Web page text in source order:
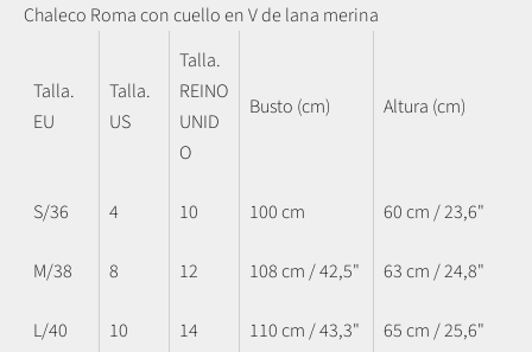
Chaleco Roma con cuello en V de lana merina
Talla.
EU
Talla.
US
Talla.
REINO
UNID
O
Busto (cm) Altura (cm)
S/36 4 10 100 cm 60 cm / 23,6"
M/38 8 12 108 cm / 42,5" 63 cm / 24,8"
L/40 10 14 110 cm / 43,3" 65 cm / 25,6"